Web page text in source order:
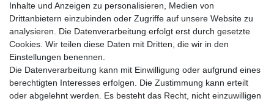
Suchbegriffe
Jugendfrei| Auto |Berge|Liebe Romantik |Schwarz-Weiß|
Himmel| Wasser| Mann |Frau |International|Spazieren
|Regenschirme
Inhalte und Anzeigen zu personalisieren, Medien von
Drittanbietern einzubinden oder Zugriffe auf unsere Website zu
analysieren. Die Datenverarbeitung erfolgt erst durch gesetzte
Cookies. Wir teilen diese Daten mit Dritten, die wir in den
Einstellungen benennen.
Die Datenverarbeitung kann mit Einwilligung oder aufgrund eines
berechtigten Interesses erfolgen. Die Zustimmung kann erteilt
oder abgelehnt werden. Es besteht das Recht, nicht einzuwilligen